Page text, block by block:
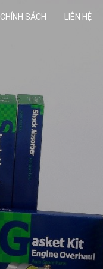
CHÍNH SÁCH LIÊN HỆ